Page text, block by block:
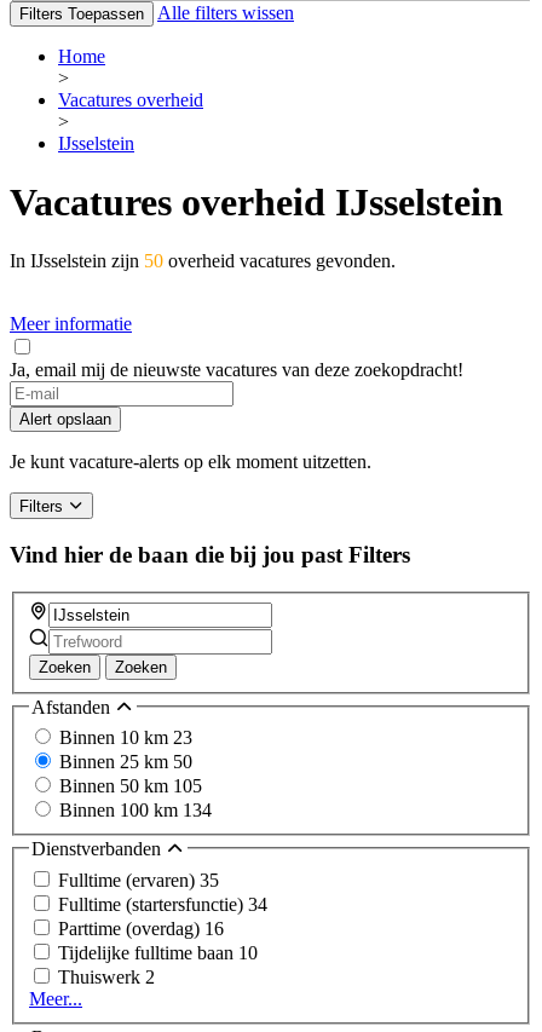
Filters Toepassen Alle filters wissen
Home
>
Vacatures overheid
>
IJsselstein
Vacatures overheid IJsselstein
In IJsselstein zijn 50 overheid vacatures gevonden.
Meer informatie
Ja, email mij de nieuwste vacatures van deze zoekopdracht!
If
you
are
a
ignore
this
field
Alert opslaan
Je kunt vacature-alerts op elk moment uitzetten.
Filters
Vind hier de baan die bij jou past Filters
Zoeken Zoeken
Afstanden
Binnen 10 km 23
Binnen 25 km 50
Binnen 50 km 105
Binnen 100 km 134
Dienstverbanden
Fulltime (ervaren) 35
Fulltime (startersfunctie) 34
Parttime (overdag) 16
Tijdelijke fulltime baan 10
Thuiswerk 2
Meer...